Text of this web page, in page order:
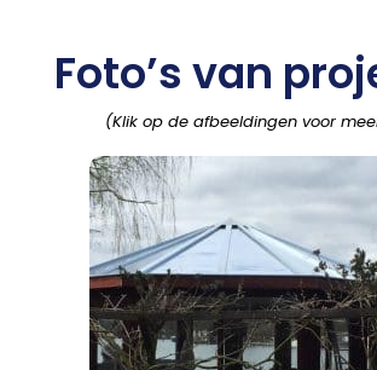
Foto’s van
(Klik op de afbeeldingen voor